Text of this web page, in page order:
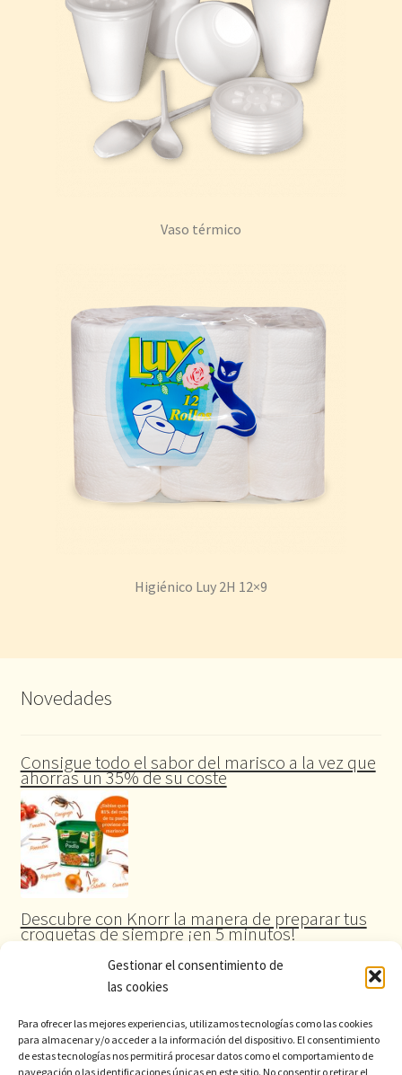
Gestionar el consentimiento de
las cookies
Para ofrecer las mejores experiencias, utilizamos tecnologías como las cookies
para almacenar y/o acceder a la información del dispositivo. El consentimiento
de estas tecnologías nos permitirá procesar datos como el comportamiento de
navegación o las identificaciones únicas en este sitio. No consentir o retirar el
Vaso térmico
Higiénico Luy 2H 12×9
Novedades
Consigue todo el sabor del marisco a la vez que
ahorras un 35% de su coste
Descubre con Knorr la manera de preparar tus
croquetas de siempre ¡en 5 minutos!